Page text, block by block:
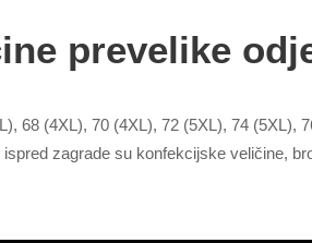
prevelike
68 (4XL), 70 (4XL), 72 (5XL), 74 (5XL),
zagrade su konfekcijske veličine,